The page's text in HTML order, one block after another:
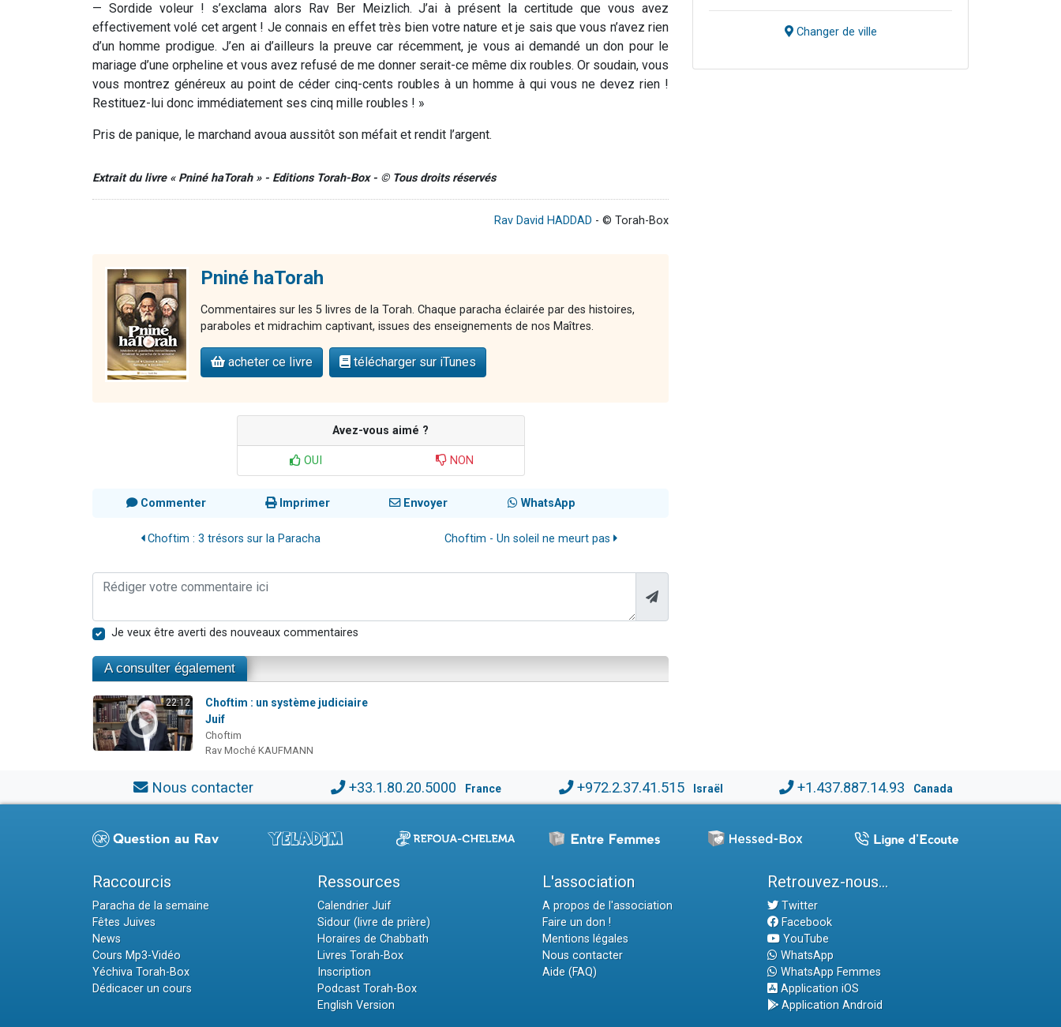
— Sordide voleur ! s’exclama alors Rav Ber Meizlich. J’ai à présent la certitude que vous avez
effectivement volé cet argent ! Je connais en effet très bien votre nature et je sais que vous n’avez rien
d’un homme prodigue. J’en ai d’ailleurs la preuve car récemment, je vous ai demandé un don pour le
mariage d’une orpheline et vous avez refusé de me donner serait-ce même dix roubles. Or soudain, vous
vous montrez généreux au point de céder cinq-cents roubles à un homme à qui vous ne devez rien !
Restituez-lui donc immédiatement ses cinq mille roubles ! »
Pris de panique, le marchand avoua aussitôt son méfait et rendit l’argent.
Extrait du livre « Pniné haTorah » - Editions Torah-Box - © Tous droits réservés
Rav David HADDAD - © Torah-Box
Pniné haTorah
Commentaires sur les 5 livres de la Torah. Chaque paracha éclairée par des histoires,
paraboles et midrachim captivant, issues des enseignements de nos Maîtres.
acheter ce livre télécharger sur iTunes
Avez-vous aimé ?
OUI NON
Commenter Imprimer Envoyer WhatsApp
Choftim : 3 trésors sur la Paracha Choftim - Un soleil ne meurt pas
Je veux être averti des nouveaux commentaires
A consulter également
22:12
Choftim : un système judiciaire
Juif
Choftim
Rav Moché KAUFMANN
Changer de ville
Nous contacter +33.1.80.20.5000 France +972.2.37.41.515 Israël +1.437.887.14.93 Canada
Raccourcis
Paracha de la semaine
Fêtes Juives
News
Cours Mp3-Vidéo
Yéchiva Torah-Box
Dédicacer un cours
Ressources
Calendrier Juif
Sidour (livre de prière)
Horaires de Chabbath
Livres Torah-Box
Inscription
Podcast Torah-Box
English Version
L'association
A propos de l'association
Faire un don !
Mentions légales
Nous contacter
Aide (FAQ)
Retrouvez-nous...
Twitter
Facebook
YouTube
WhatsApp
WhatsApp Femmes
Application iOS
Application Android